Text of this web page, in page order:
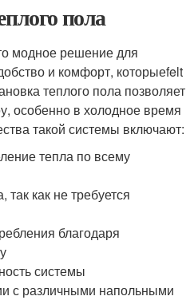
пола
модное решение для
и комфорт, которыеfelt
теплого пола позволяет
особенно в холодное время
такой системы включают:
тепла по всему
как не требуется
благодаря
системы
с различными напольными